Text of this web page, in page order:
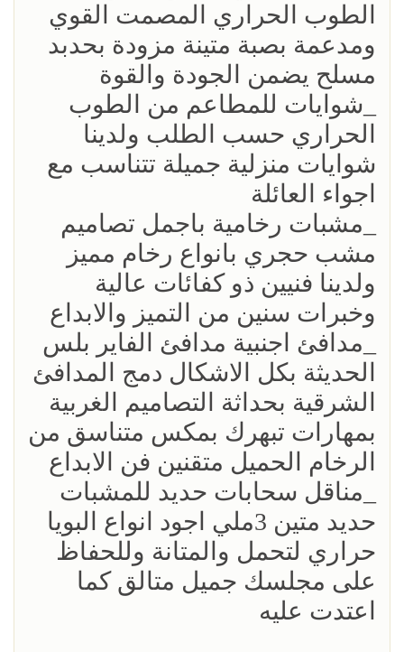
الطوب الحراري المصمت القوي
ومدعمة بصبة متينة مزودة بحدبد
مسلح يضمن الجودة والقوة
_شوايات للمطاعم من الطوب
الحراري حسب الطلب ولدينا
شوايات منزلية جميلة تتناسب مع
اجواء العائلة
_مشبات رخامية باجمل تصاميم
مشب حجري بانواع رخام مميز
ولدينا فنيين ذو كفائات عالية
وخبرات سنين من التميز والابداع
_مدافئ اجنبية مدافئ الفاير بلس
الحديثة بكل الاشكال دمج المدافئ
الشرقية بحداثة التصاميم الغربية
بمهارات تبهرك بمكس متناسق من
الرخام الحميل متقنين فن الابداع
_مناقل سحابات حديد للمشبات
حديد متين 3ملي اجود انواع البويا
حراري لتحمل والمتانة وللحفاظ
على مجلسك جميل متالق كما
اعتدت عليه